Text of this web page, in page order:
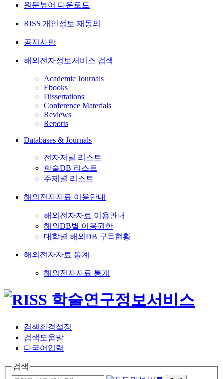
원문뷰어 다운로드
RISS 개인정보 재동의
공지사항
해외전자정보서비스 검색
Academic Journals
Ebooks
Dissertations
Conference Materials
Reviews
Reports
Databases & Journals
전자저널 리스트
학술DB 리스트
주제별 리스트
해외전자자료 이용안내
해외전자자료 이용안내
해외DB별 이용권한
대학별 해외DB 구독현황
해외전자자료 통계
해외전자자료 통계
검색환경설정
검색도움말
다국어입력
검색